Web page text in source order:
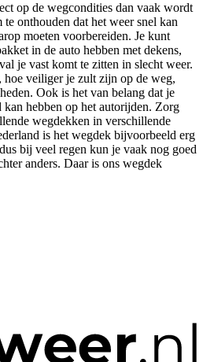
op de wegcondities dan vaak wordt
onthouden dat het weer snel kan
moeten voorbereiden. Je kunt
in de auto hebben met dekens,
je vast komt te zitten in slecht weer.
hoe veiliger je zult zijn op de weg,
Ook is het van belang dat je
hebben op het autorijden. Zorg
wegdekken in verschillende
is het wegdek bijvoorbeeld erg
bij veel regen kun je vaak nog goed
anders. Daar is ons wegdek